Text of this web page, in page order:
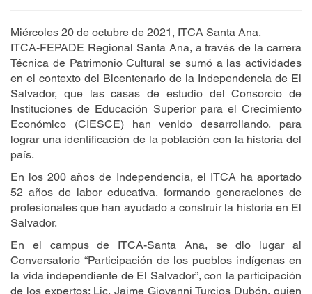
Miércoles 20 de octubre de 2021, ITCA Santa Ana.
ITCA-FEPADE Regional Santa Ana, a través de la carrera
Técnica de Patrimonio Cultural se sumó a las actividades
en el contexto del Bicentenario de la Independencia de El
Salvador, que las casas de estudio del Consorcio de
Instituciones de Educación Superior para el Crecimiento
Económico (CIESCE) han venido desarrollando, para
lograr una identificación de la población con la historia del
país.
En los 200 años de Independencia, el ITCA ha aportado
52 años de labor educativa, formando generaciones de
profesionales que han ayudado a construir la historia en El
Salvador.
En el campus de ITCA-Santa Ana, se dio lugar al
Conversatorio “Participación de los pueblos indígenas en
la vida independiente de El Salvador”, con la participación
de los expertos: Lic. Jaime Giovanni Turcios Dubón, quien